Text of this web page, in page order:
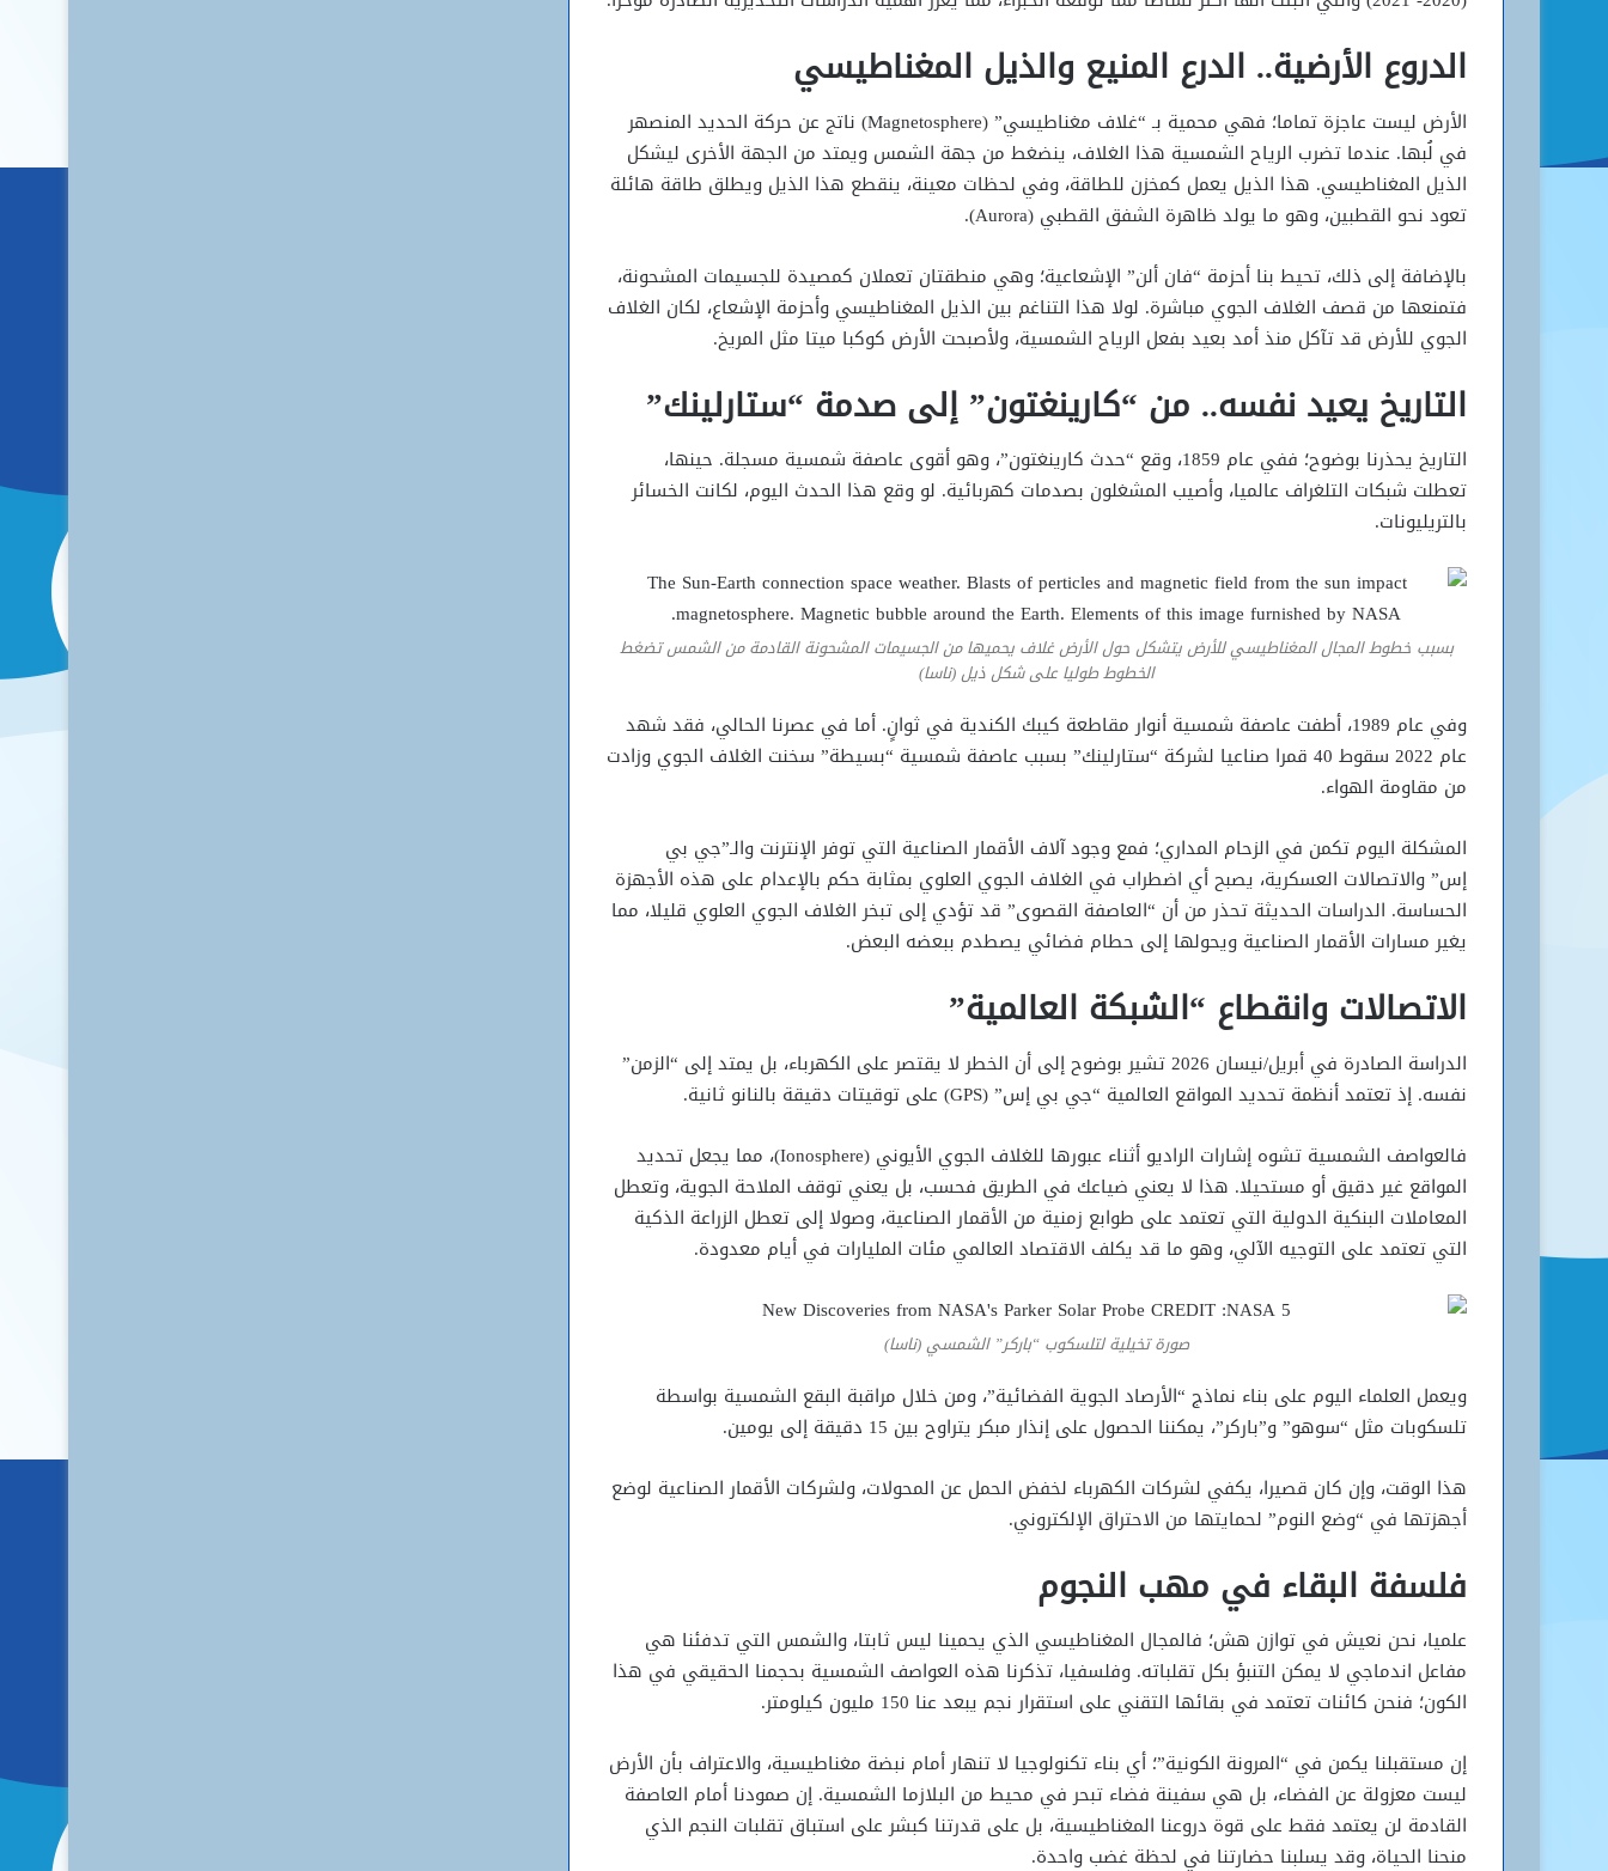
الدروع الأرضية.. الدرع المنيع والذيل المغناطيسي
الأرض ليست عاجزة تماما؛ فهي محمية بـ “غلاف مغناطيسي” (Magnetosphere) ناتج عن حركة الحديد المنصهر
في لُبها. عندما تضرب الرياح الشمسية هذا الغلاف، ينضغط من جهة الشمس ويمتد من الجهة الأخرى ليشكل
الذيل المغناطيسي. هذا الذيل يعمل كمخزن للطاقة، وفي لحظات معينة، ينقطع هذا الذيل ويطلق طاقة هائلة
تعود نحو القطبين، وهو ما يولد ظاهرة الشفق القطبي (Aurora).
بالإضافة إلى ذلك، تحيط بنا أحزمة “فان ألن” الإشعاعية؛ وهي منطقتان تعملان كمصيدة للجسيمات المشحونة،
فتمنعها من قصف الغلاف الجوي مباشرة. لولا هذا التناغم بين الذيل المغناطيسي وأحزمة الإشعاع، لكان الغلاف
الجوي للأرض قد تآكل منذ أمد بعيد بفعل الرياح الشمسية، ولأصبحت الأرض كوكبا ميتا مثل المريخ.
التاريخ يعيد نفسه.. من “كارينغتون” إلى صدمة “ستارلينك”
التاريخ يحذرنا بوضوح؛ ففي عام 1859، وقع “حدث كارينغتون”، وهو أقوى عاصفة شمسية مسجلة. حينها،
تعطلت شبكات التلغراف عالميا، وأصيب المشغلون بصدمات كهربائية. لو وقع هذا الحدث اليوم، لكانت الخسائر
بالتريليونات.
بسبب خطوط المجال المغناطيسي للأرض يتشكل حول الأرض غلاف يحميها من الجسيمات المشحونة القادمة من الشمس تضغط
الخطوط طوليا على شكل ذيل (ناسا)
وفي عام 1989، أطفت عاصفة شمسية أنوار مقاطعة كيبك الكندية في ثوانٍ. أما في عصرنا الحالي، فقد شهد
عام 2022 سقوط 40 قمرا صناعيا لشركة “ستارلينك” بسبب عاصفة شمسية “بسيطة” سخنت الغلاف الجوي وزادت
من مقاومة الهواء.
المشكلة اليوم تكمن في الزحام المداري؛ فمع وجود آلاف الأقمار الصناعية التي توفر الإنترنت والـ”جي بي
إس” والاتصالات العسكرية، يصبح أي اضطراب في الغلاف الجوي العلوي بمثابة حكم بالإعدام على هذه الأجهزة
الحساسة. الدراسات الحديثة تحذر من أن “العاصفة القصوى” قد تؤدي إلى تبخر الغلاف الجوي العلوي قليلا، مما
يغير مسارات الأقمار الصناعية ويحولها إلى حطام فضائي يصطدم ببعضه البعض.
الاتصالات وانقطاع “الشبكة العالمية”
الدراسة الصادرة في أبريل/نيسان 2026 تشير بوضوح إلى أن الخطر لا يقتصر على الكهرباء، بل يمتد إلى “الزمن”
نفسه. إذ تعتمد أنظمة تحديد المواقع العالمية “جي بي إس” (GPS) على توقيتات دقيقة بالنانو ثانية.
فالعواصف الشمسية تشوه إشارات الراديو أثناء عبورها للغلاف الجوي الأيوني (Ionosphere)، مما يجعل تحديد
المواقع غير دقيق أو مستحيلا. هذا لا يعني ضياعك في الطريق فحسب، بل يعني توقف الملاحة الجوية، وتعطل
المعاملات البنكية الدولية التي تعتمد على طوابع زمنية من الأقمار الصناعية، وصولا إلى تعطل الزراعة الذكية
التي تعتمد على التوجيه الآلي، وهو ما قد يكلف الاقتصاد العالمي مئات المليارات في أيام معدودة.
صورة تخيلية لتلسكوب “باركر” الشمسي (ناسا)
ويعمل العلماء اليوم على بناء نماذج “الأرصاد الجوية الفضائية”، ومن خلال مراقبة البقع الشمسية بواسطة
تلسكوبات مثل “سوهو” و”باركر”، يمكننا الحصول على إنذار مبكر يتراوح بين 15 دقيقة إلى يومين.
هذا الوقت، وإن كان قصيرا، يكفي لشركات الكهرباء لخفض الحمل عن المحولات، ولشركات الأقمار الصناعية لوضع
أجهزتها في “وضع النوم” لحمايتها من الاحتراق الإلكتروني.
فلسفة البقاء في مهب النجوم
علميا، نحن نعيش في توازن هش؛ فالمجال المغناطيسي الذي يحمينا ليس ثابتا، والشمس التي تدفئنا هي
مفاعل اندماجي لا يمكن التنبؤ بكل تقلباته. وفلسفيا، تذكرنا هذه العواصف الشمسية بحجمنا الحقيقي في هذا
الكون؛ فنحن كائنات تعتمد في بقائها التقني على استقرار نجم يبعد عنا 150 مليون كيلومتر.
إن مستقبلنا يكمن في “المرونة الكونية”؛ أي بناء تكنولوجيا لا تنهار أمام نبضة مغناطيسية، والاعتراف بأن الأرض
ليست معزولة عن الفضاء، بل هي سفينة فضاء تبحر في محيط من البلازما الشمسية. إن صمودنا أمام العاصفة
القادمة لن يعتمد فقط على قوة دروعنا المغناطيسية، بل على قدرتنا كبشر على استباق تقلبات النجم الذي
منحنا الحياة، وقد يسلبنا حضارتنا في لحظة غضب واحدة.
بانتظار توضيحات رسمية من النيابة
موريتانيا وإسبانيا تبحثان تفعيل اتفاق